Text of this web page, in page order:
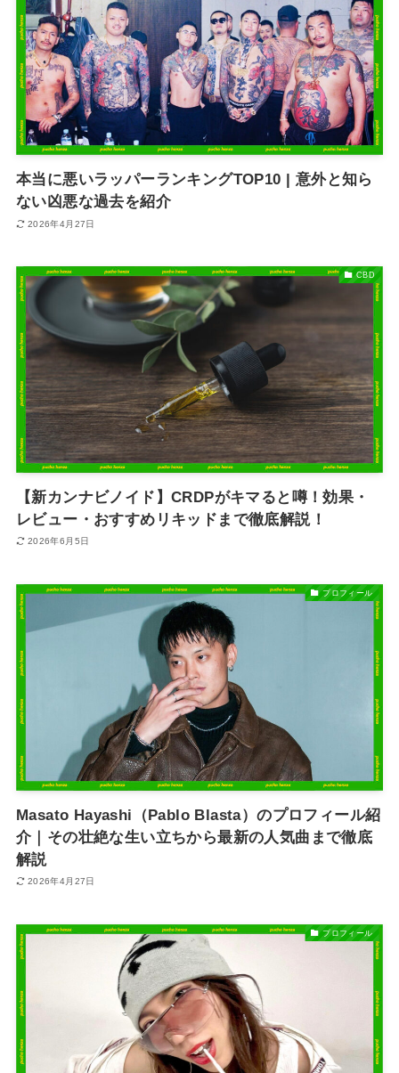
本当に悪いラッパーランキングTOP10 | 意外と知ら
ない凶悪な過去を紹介
2026年4月27日
CBD
【新カンナビノイド】CRDPがキマると噂！効果・
レビュー・おすすめリキッドまで徹底解説！
2026年6月5日
プロフィール
Masato Hayashi（Pablo Blasta）のプロフィール紹
介｜その壮絶な生い立ちから最新の人気曲まで徹底
解説
2026年4月27日
プロフィール